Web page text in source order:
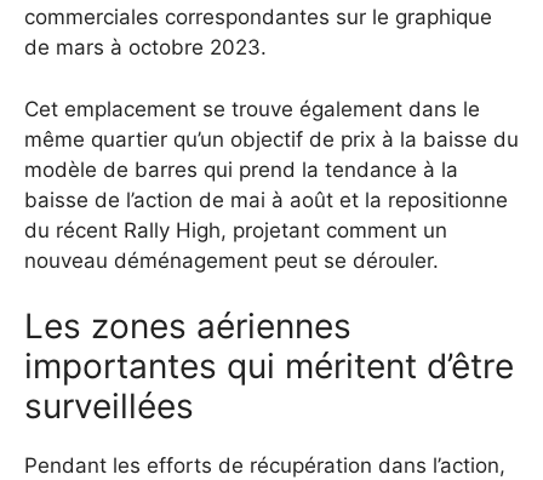
commerciales correspondantes sur le graphique
de mars à octobre 2023.
Cet emplacement se trouve également dans le
même quartier qu’un objectif de prix à la baisse du
modèle de barres qui prend la tendance à la
baisse de l’action de mai à août et la repositionne
du récent Rally High, projetant comment un
nouveau déménagement peut se dérouler.
Les zones aériennes
importantes qui méritent d’être
surveillées
Pendant les efforts de récupération dans l’action,